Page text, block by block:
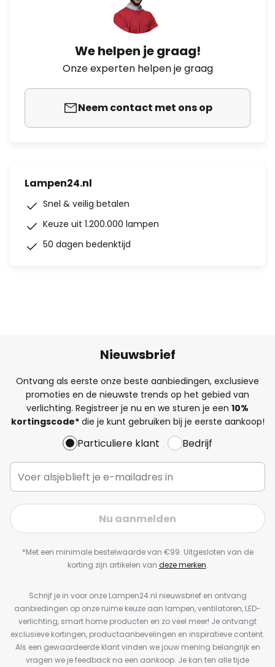
We helpen je graag!
Onze experten helpen je graag
Neem contact met ons op
Lampen24.nl
Snel & veilig betalen
Keuze uit 1.200.000 lampen
50 dagen bedenktijd
Nieuwsbrief
Ontvang als eerste onze beste aanbiedingen, exclusieve
promoties en de nieuwste trends op het gebied van
verlichting. Registreer je nu en we sturen je een 10%
kortingscode*die je kunt gebruiken bij je eerste aankoop!
Particuliere klant Bedrijf
Nu aanmelden
*Met een minimale bestelwaarde van €99. Uitgesloten van de
korting zijn artikelen van deze merken.
Schrijf je in voor onze Lampen24.nl nieuwsbrief en ontvang
aanbiedingen op onze ruime keuze aan lampen, ventilatoren, LED-
verlichting, smart home producten en zo veel meer! Je ontvangt
exclusieve kortingen, productaanbevelingen en inspiratieve content.
Als een gewaardeerde klant vinden we jouw mening belangrijk en
vragen we je feedback na een aankoop. Je kan ten alle tijde